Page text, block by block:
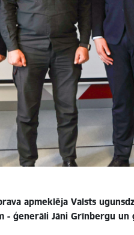
apmeklēja Valsts
- ģenerāli Jāni Grīnbergu